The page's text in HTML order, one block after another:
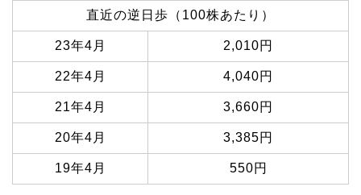
直近の逆日歩（100株あたり）
23年4月 2,010円
22年4月 4,040円
21年4月 3,660円
20年4月 3,385円
19年4月 550円